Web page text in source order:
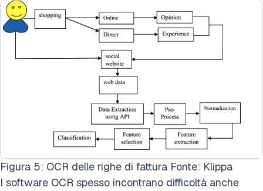
Figura 5: OCR delle righe di fattura Fonte: Klippa
I software OCR spesso incontrano difficoltà anche